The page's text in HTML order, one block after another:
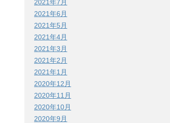
2021年7月
2021年6月
2021年5月
2021年4月
2021年3月
2021年2月
2021年1月
2020年12月
2020年11月
2020年10月
2020年9月